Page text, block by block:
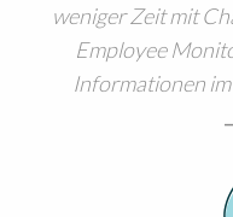
weniger Zeit mit
Employee
Informationen